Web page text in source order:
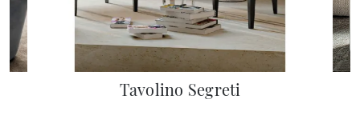
Tavolino Segreti